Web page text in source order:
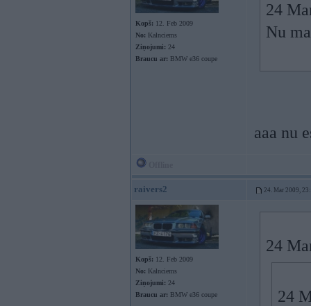
Kopš: 12. Feb 2009
No: Kalnciems
Ziņojumi: 24
Braucu ar: BMW e36 coupe
24
Nu
aaa nu
raivers2 24. Mar 2009,
Kopš: 12. Feb 2009
No: Kalnciems
Ziņojumi: 24
Braucu ar: BMW e36 coupe
24
24